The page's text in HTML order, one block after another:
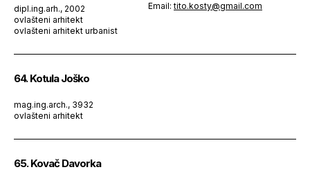
dipl.ing.arh., 2002
ovlašteni arhitekt
ovlašteni arhitekt urbanist
Email:tito.kosty@gmail.com
64. Kotula Joško
mag.ing.arch., 3932
ovlašteni arhitekt
65. Kovač Davorka